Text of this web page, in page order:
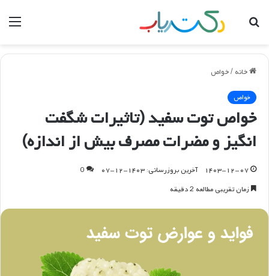
جستجو
خانه /خواص
خواص
خواص توت سفید (تاثیرات شگفت
انگیز و مضرات مصرف بیش از اندازه)
۱۴۰۳-۱۲-۰۷ آخرین بروزرسانی: ۱۴۰۳-۱۲-۰۷
0
زمان تقریبی مطالعه 2 دقیقه